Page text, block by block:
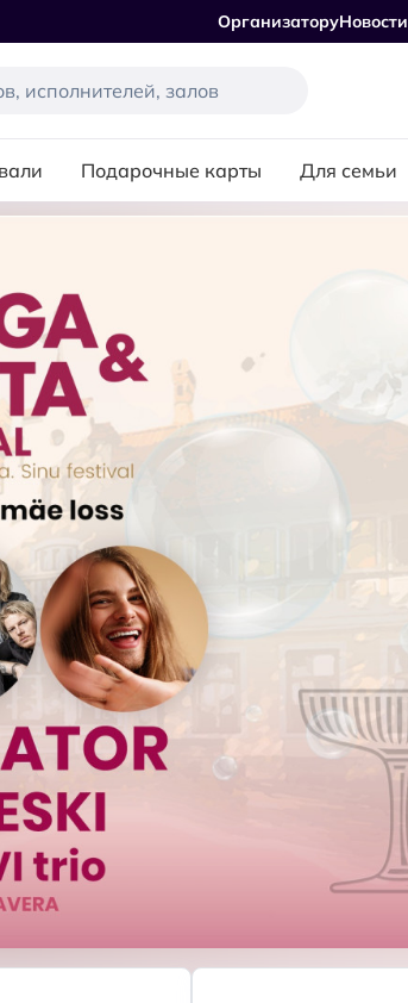
ОрганизаторуНовости
Подарочные карты Для семьи